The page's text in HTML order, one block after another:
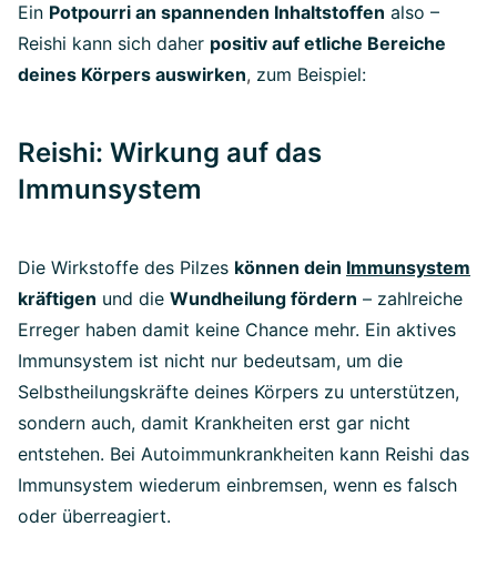
Ein Potpourri an spannenden Inhaltstoffen also –
Reishi kann sich daher positiv auf etliche Bereiche
deines Körpers auswirken, zum Beispiel:
Reishi: Wirkung auf das
Immunsystem
Die Wirkstoffe des Pilzes können dein Immunsystem
kräftigen und die Wundheilung fördern – zahlreiche
Erreger haben damit keine Chance mehr. Ein aktives
Immunsystem ist nicht nur bedeutsam, um die
Selbstheilungskräfte deines Körpers zu unterstützen,
sondern auch, damit Krankheiten erst gar nicht
entstehen. Bei Autoimmunkrankheiten kann Reishi das
Immunsystem wiederum einbremsen, wenn es falsch
oder überreagiert.